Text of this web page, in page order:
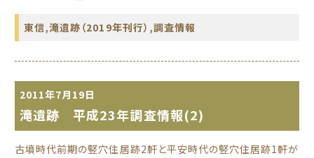
東信,滝遺跡（2019年刊行） ,調査情報
2011年7月19日
滝遺跡 平成23年調査情報(2)
古墳時代前期の竪穴住居跡2軒と平安時代の竪穴住居跡1軒が